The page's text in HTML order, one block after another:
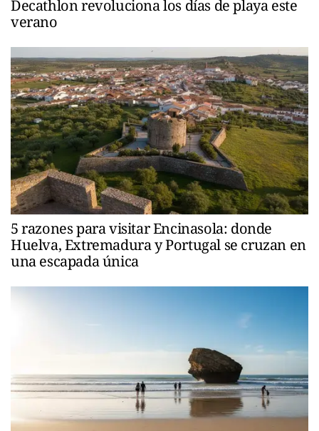
Decathlon revoluciona los días de playa este
verano
5 razones para visitar Encinasola: donde
Huelva, Extremadura y Portugal se cruzan en
una escapada única